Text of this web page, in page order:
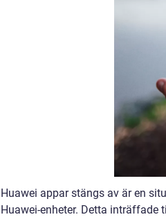
Huawei appar stängs av är en
Huawei-enheter. Detta inträffade